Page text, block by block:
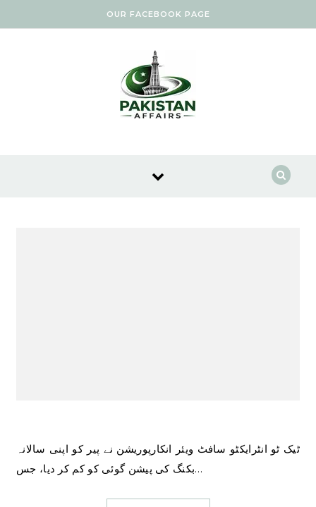
OUR FACEBOOK PAGE
ٹیک ٹو انٹرایکٹو سافٹ ویئر انکارپوریشن نے پیر کو اپنی سالانہ
بکنگ کی پیشن گوئی کو کم کر دیا، جس…